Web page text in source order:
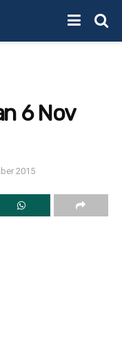
6 Nov
2015